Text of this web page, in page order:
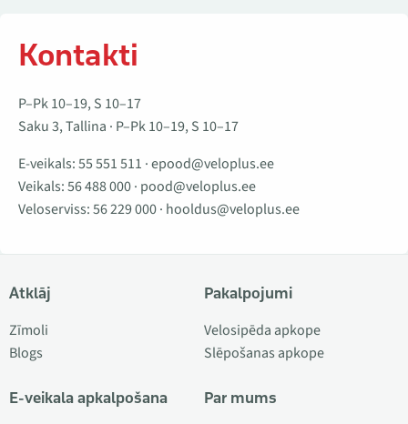
Kontakti
P–Pk 10–19, S 10–17
Saku 3, Tallina · P–Pk 10–19, S 10–17
E-veikals:55 551 511 ·epood@veloplus.ee
Veikals:56 488 000· pood@veloplus.ee
Veloserviss:56 229 000· hooldus@veloplus.ee
Atklāj
Zīmoli
Blogs
E-veikala apkalpošana
Pakalpojumi
Velosipēda apkope
Slēpošanas apkope
Par mums